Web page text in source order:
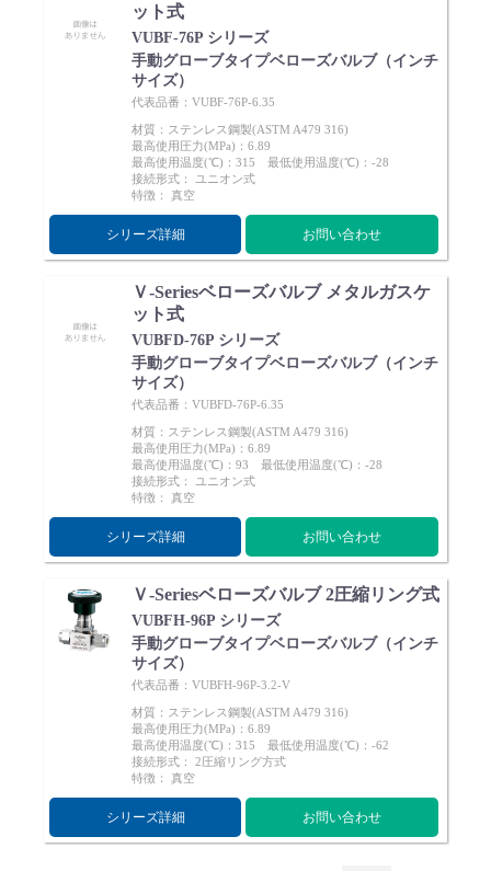
ット式
VUBF-76P シリーズ
手動グローブタイプベローズバルブ（インチ
サイズ）
代表品番：VUBF-76P-6.35
材質：ステンレス鋼製(ASTM A479 316)
最高使用圧力(MPa)：6.89
最高使用温度(℃)：315 最低使用温度(℃)：-28
接続形式： ユニオン式
特徴： 真空
シリーズ詳細 お問い合わせ
Ｖ-Seriesベローズバルブ メタルガスケ
ット式
VUBFD-76P シリーズ
手動グローブタイプベローズバルブ（インチ
サイズ）
代表品番：VUBFD-76P-6.35
材質：ステンレス鋼製(ASTM A479 316)
最高使用圧力(MPa)：6.89
最高使用温度(℃)：93 最低使用温度(℃)：-28
接続形式： ユニオン式
特徴： 真空
シリーズ詳細 お問い合わせ
Ｖ-Seriesベローズバルブ 2圧縮リング式
VUBFH-96P シリーズ
手動グローブタイプベローズバルブ（インチ
サイズ）
代表品番：VUBFH-96P-3.2-V
材質：ステンレス鋼製(ASTM A479 316)
最高使用圧力(MPa)：6.89
最高使用温度(℃)：315 最低使用温度(℃)：-62
接続形式： 2圧縮リング方式
特徴： 真空
シリーズ詳細 お問い合わせ